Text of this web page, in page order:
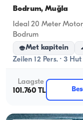
Bodrum, Muğla
Ideal 20 Meter
Bodrum
Met kapitein
Zeilen 12 Pers. · 3
Laagste
101.760 TL